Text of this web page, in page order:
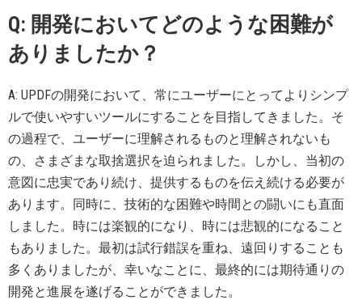
Q: 開発においてどのような困難が
ありましたか？
A: UPDFの開発において、常にユーザーにとってよりシンプ
ルで使いやすいツールにすることを目指してきました。そ
の過程で、ユーザーに理解されるものと理解されないも
の、さまざまな取捨選択を迫られました。しかし、当初の
意図に忠実であり続け、提供するものを伝え続ける必要が
あります。同時に、技術的な困難や時間との闘いにも直面
しました。時には楽観的になり、時には悲観的になること
もありました。最初は試行錯誤を重ね、遠回りすることも
多くありましたが、幸いなことに、最終的には期待通りの
開発と進展を遂げることができました。